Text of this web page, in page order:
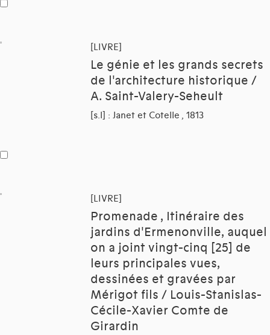
[LIVRE]
Le génie et les grands secrets
de l'architecture historique /
A. Saint-Valery-Seheult
[s.l] : Janet et Cotelle , 1813
[LIVRE]
Promenade , Itinéraire des
jardins d'Ermenonville, auquel
on a joint vingt-cinq [25] de
leurs principales vues,
dessinées et gravées par
Mérigot fils / Louis-Stanislas-
Cécile-Xavier Comte de
Girardin